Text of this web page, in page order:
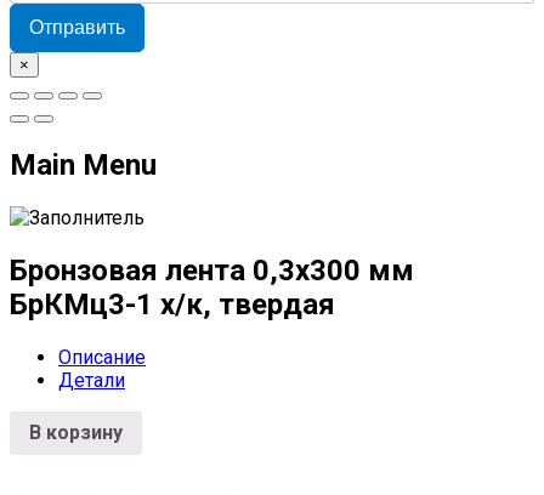
Отправить
×
Main Menu
Бронзовая лента 0,3х300 мм
БрКМц3-1 х/к, твердая
Описание
Детали
В корзину